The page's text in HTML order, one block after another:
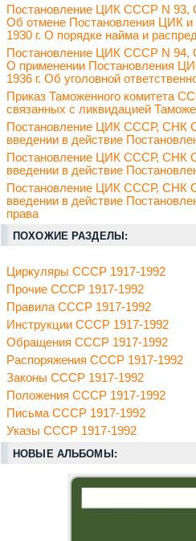
Постановление ЦИК СССР N 93,
Об отмене Постановления ЦИК
1930 г. О порядке найма и
Постановление ЦИК СССР N 94,
О применении Постановления
1936 г. Об уголовной
Приказ Таможенного комитета
связанных с ликвидацией
Постановление ЦИК СССР, СНК
введении в действие
Постановление ЦИК СССР, СНК
введении в действие
Постановление ЦИК СССР, СНК
введении в действие
права
ПОХОЖИЕ РАЗДЕЛЫ:
Циркуляры СССР 1917-1992
Прочие СССР 1917-1992
Правила СССР 1917-1992
Инструкции СССР 1917-1992
Обращения СССР 1917-1992
Распоряжения СССР 1917-1992
Законы СССР 1917-1992
Положения СССР 1917-1992
Письма СССР 1917-1992
Указы СССР 1917-1992
НОВЫЕ АЛЬБОМЫ: